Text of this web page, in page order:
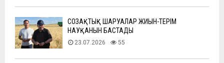
СОЗАҚТЫҚ ШАРУАЛАР ЖИЫН-ТЕРІМ
НАУҚАНЫН БАСТАДЫ
23.07.2026 55